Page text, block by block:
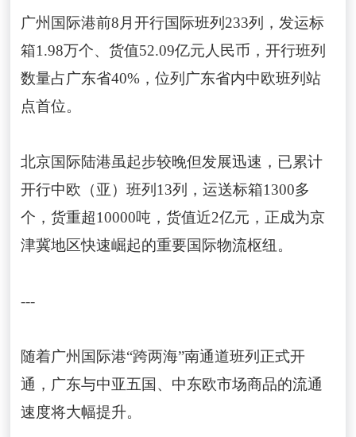
广州国际港前8月开行国际班列233列，发运标
箱1.98万个、货值52.09亿元人民币，开行班列
数量占广东省40%，位列广东省内中欧班列站
点首位。
北京国际陆港虽起步较晚但发展迅速，已累计
开行中欧（亚）班列13列，运送标箱1300多
个，货重超10000吨，货值近2亿元，正成为京
津冀地区快速崛起的重要国际物流枢纽。
---
随着广州国际港“跨两海”南通道班列正式开
通，广东与中亚五国、中东欧市场商品的流通
速度将大幅提升。